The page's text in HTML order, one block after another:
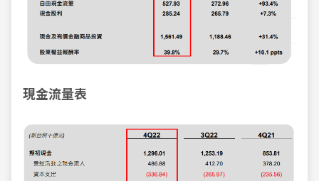
現金流量表